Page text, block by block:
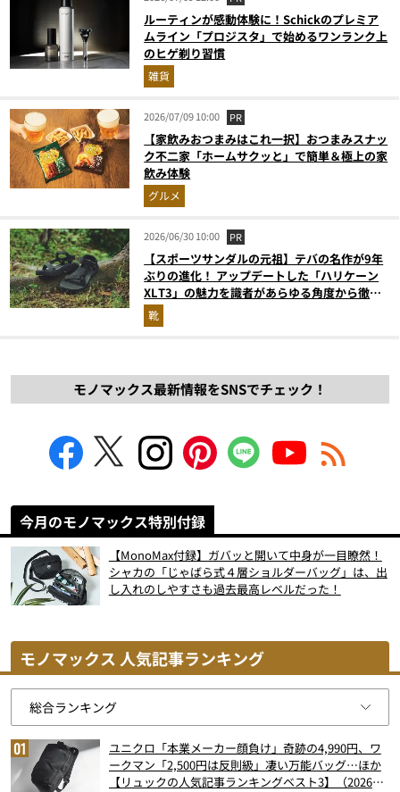
ルーティンが感動体験に！Schickのプレミア
ムライン「プロジスタ」で始めるワンランク上
のヒゲ剃り習慣
雑貨
2026/07/09 10:00 PR
【家飲みおつまみはこれ一択】おつまみスナッ
ク不二家「ホームサクッと」で簡単＆極上の家
飲み体験
グルメ
2026/06/30 10:00 PR
【スポーツサンダルの元祖】テバの名作が9年
ぶりの進化！ アップデートした「ハリケーン
XLT3」の魅力を識者があらゆる角度から徹底
解説！
靴
モノマックス最新情報をSNSでチェック！
今月のモノマックス特別付録
【MonoMax付録】ガバッと開いて中身が一目瞭然！
シャカの「じゃばら式４層ショルダーバッグ」は、出
し入れのしやすさも過去最高レベルだった！
モノマックス 人気記事ランキング
ユニクロ「本業メーカー顔負け」奇跡の4,990円、ワ
ークマン「2,500円は反則級」凄い万能バッグ…ほか
【リュックの人気記事ランキングベスト3】（2026年